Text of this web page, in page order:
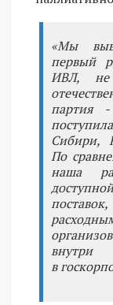
«Мы
первый
ИВЛ, не
партия
Сибири,
По
наша
в